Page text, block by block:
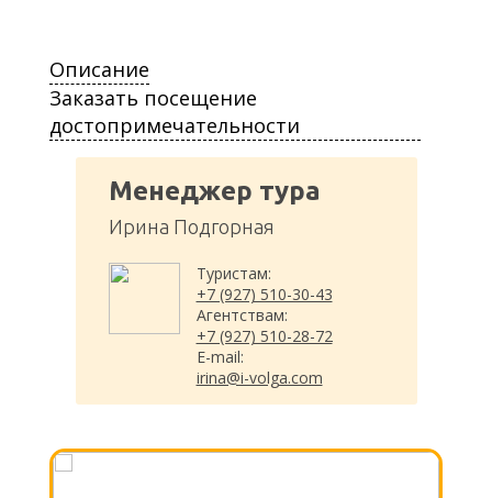
Описание
Заказать посещение
достопримечательности
Менеджер тура
Ирина Подгорная
Туристам:
+7 (927) 510-30-43
Агентствам:
+7 (927) 510-28-72
E-mail:
irina@i-volga.com